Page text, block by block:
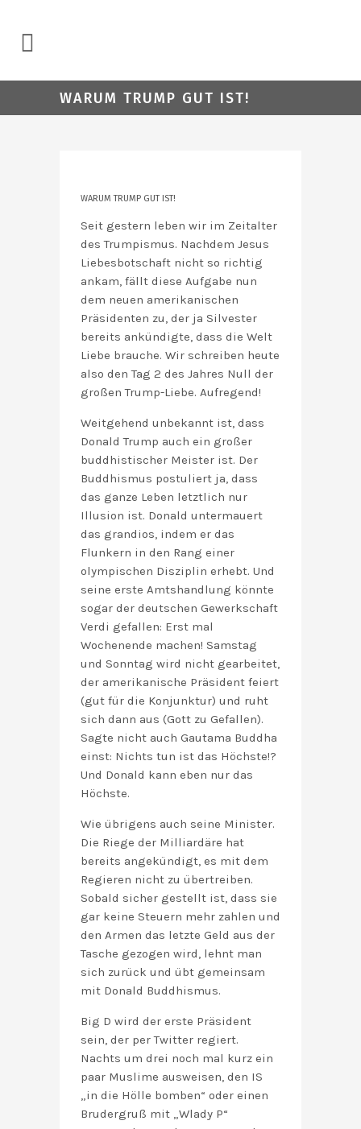
WARUM TRUMP GUT IST!
WARUM TRUMP GUT IST!
Seit gestern leben wir im Zeitalter
des Trumpismus. Nachdem Jesus
Liebesbotschaft nicht so richtig
ankam, fällt diese Aufgabe nun
dem neuen amerikanischen
Präsidenten zu, der ja Silvester
bereits ankündigte, dass die Welt
Liebe brauche. Wir schreiben heute
also den Tag 2 des Jahres Null der
großen Trump-Liebe. Aufregend!
Weitgehend unbekannt ist, dass
Donald Trump auch ein großer
buddhistischer Meister ist. Der
Buddhismus postuliert ja, dass
das ganze Leben letztlich nur
Illusion ist. Donald untermauert
das grandios, indem er das
Flunkern in den Rang einer
olympischen Disziplin erhebt. Und
seine erste Amtshandlung könnte
sogar der deutschen Gewerkschaft
Verdi gefallen: Erst mal
Wochenende machen! Samstag
und Sonntag wird nicht gearbeitet,
der amerikanische Präsident feiert
(gut für die Konjunktur) und ruht
sich dann aus (Gott zu Gefallen).
Sagte nicht auch Gautama Buddha
einst: Nichts tun ist das Höchste!?
Und Donald kann eben nur das
Höchste.
Wie übrigens auch seine Minister.
Die Riege der Milliardäre hat
bereits angekündigt, es mit dem
Regieren nicht zu übertreiben.
Sobald sicher gestellt ist, dass sie
gar keine Steuern mehr zahlen und
den Armen das letzte Geld aus der
Tasche gezogen wird, lehnt man
sich zurück und übt gemeinsam
mit Donald Buddhismus.
Big D wird der erste Präsident
sein, der per Twitter regiert.
Nachts um drei noch mal kurz ein
paar Muslime ausweisen, den IS
„in die Hölle bomben“ oder einen
Brudergruß mit „Wlady P“